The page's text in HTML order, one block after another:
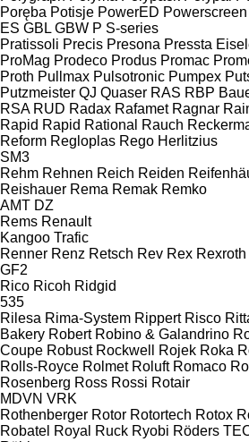
Poręba Potisje PowerED Powerscreen
ES GBL GBW P S-series
Pratissoli Precis Presona Pressta
ProMag Prodeco Produs Promac
Proth Pullmax Pulsotronic Pumpex
Putzmeister QJ Quaser RAS RBP
RSA RUD Radax Rafamet Ragnar
Rapid Rapid Rational Rauch
Reform Regloplas Rego Herlitzius
SM3
Rehm Rehnen Reich Reiden
Reishauer Rema Remak Remko
AMT DZ
Rems Renault
Kangoo Trafic
Renner Renz Retsch Rev Rex Rexroth
GF2
Rico Ricoh Ridgid
535
Rilesa Rima-System Rippert Risco
Bakery Robert Robino & Galandrino
Coupe Robust Rockwell Rojek Roka
Rolls-Royce Rolmet Roluft Romaco
Rosenberg Ross Rossi Rotair
MDVN VRK
Rothenberger Rotor Rotortech Rotox
Robatel Royal Ruck Ryobi Röders